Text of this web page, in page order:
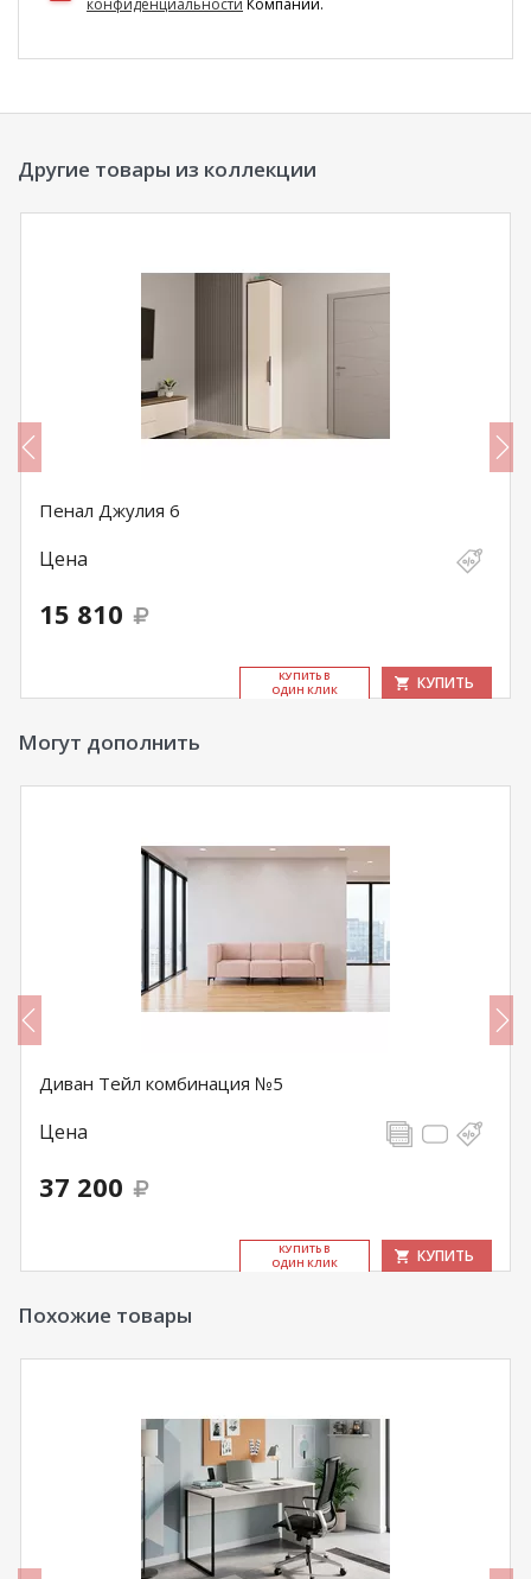
конфиденциальности Компании.
Другие товары из коллекции
Пенал Джулия 6
Цена
15 810
КУ­ПИТЬ В
ОДИН КЛИК
КУПИТЬ
Могут дополнить
Диван Тейл комбинация №5
Цена
37 200
КУ­ПИТЬ В
ОДИН КЛИК
КУПИТЬ
Похожие товары